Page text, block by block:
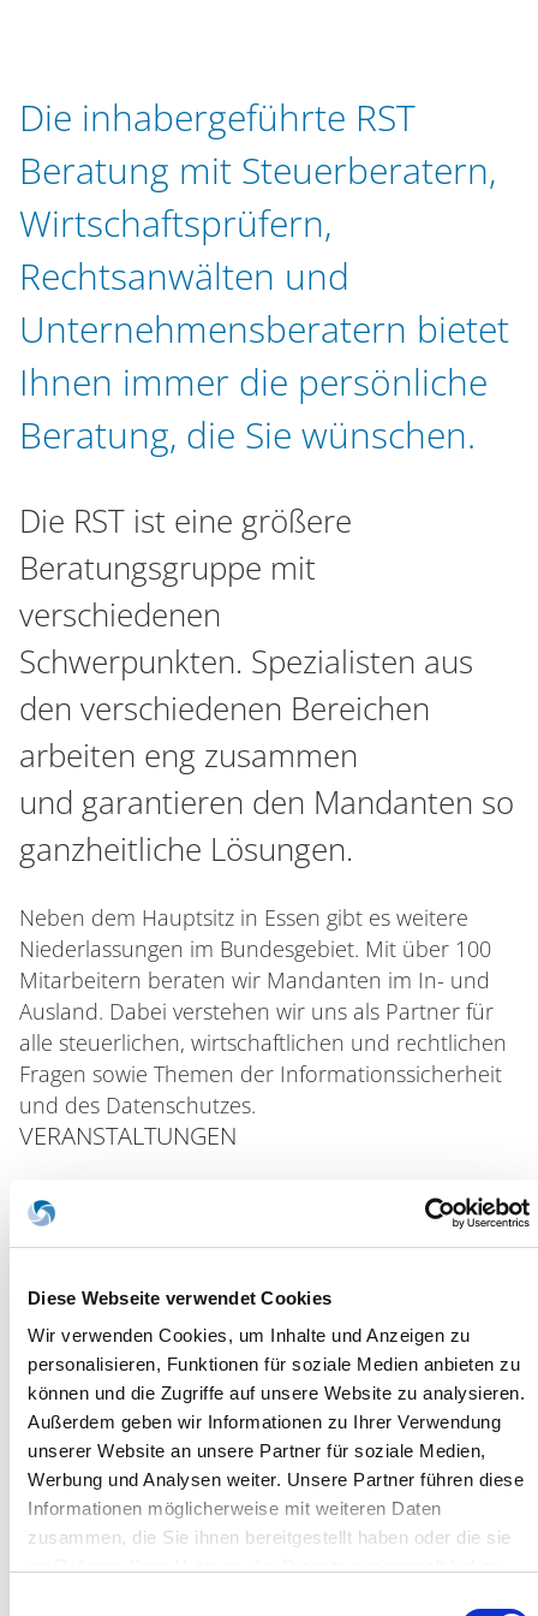
Diese Webseite verwendet Cookies
Wir verwenden Cookies, um Inhalte und Anzeigen zu
personalisieren, Funktionen für soziale Medien anbieten zu
können und die Zugriffe auf unsere Website zu analysieren.
Außerdem geben wir Informationen zu Ihrer Verwendung
unserer Website an unsere Partner für soziale Medien,
Werbung und Analysen weiter. Unsere Partner führen diese
Informationen möglicherweise mit weiteren Daten
zusammen, die Sie ihnen bereitgestellt haben oder die sie
Die inhabergeführte RST
Beratung mit Steuerberatern,
Wirtschaftsprüfern,
Rechtsanwälten und
Unternehmensberatern bietet
Ihnen immer die persönliche
Beratung, die Sie wünschen.
Die RST ist eine größere
Beratungsgruppe mit
verschiedenen
Schwerpunkten. Spezialisten aus
den verschiedenen Bereichen
arbeiten eng zusammen
und garantieren den Mandanten so
ganzheitliche Lösungen.
Neben dem Hauptsitz in Essen gibt es weitere
Niederlassungen im Bundesgebiet. Mit über 100
Mitarbeitern beraten wir Mandanten im In- und
Ausland. Dabei verstehen wir uns als Partner für
alle steuerlichen, wirtschaftlichen und rechtlichen
Fragen sowie Themen der Informationssicherheit
und des Datenschutzes.
VERANSTALTUNGEN
Webinar,
Apothekenbewertung Update: Was ist
Fixums wert?
Webinar,18.08.2026
Digitalisierungspflichten 2027:
Gesetzlichen Neuerungen und konkrete
Handlungsempfehlungen
08.09.2026
Digitalisierungspflichten 2027: